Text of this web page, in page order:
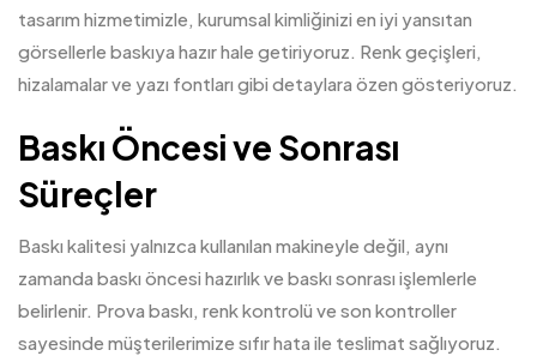
tasarım hizmetimizle, kurumsal kimliğinizi en iyi yansıtan
görsellerle baskıya hazır hale getiriyoruz. Renk geçişleri,
hizalamalar ve yazı fontları gibi detaylara özen gösteriyoruz.
Baskı Öncesi ve Sonrası
Süreçler
Baskı kalitesi yalnızca kullanılan makineyle değil, aynı
zamanda baskı öncesi hazırlık ve baskı sonrası işlemlerle
belirlenir. Prova baskı, renk kontrolü ve son kontroller
sayesinde müşterilerimize sıfır hata ile teslimat sağlıyoruz.